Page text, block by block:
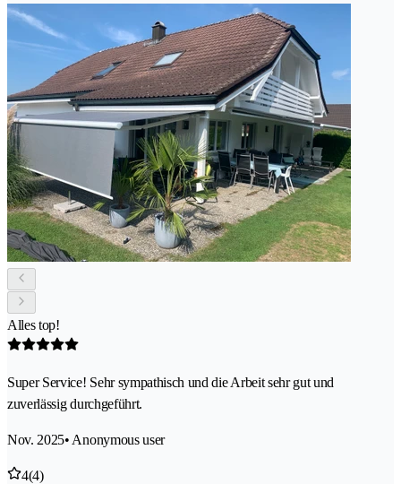
Alles top!
Super Service! Sehr sympathisch und die Arbeit sehr gut und
zuverlässig durchgeführt.
Nov. 2025• Anonymous user
4(4)